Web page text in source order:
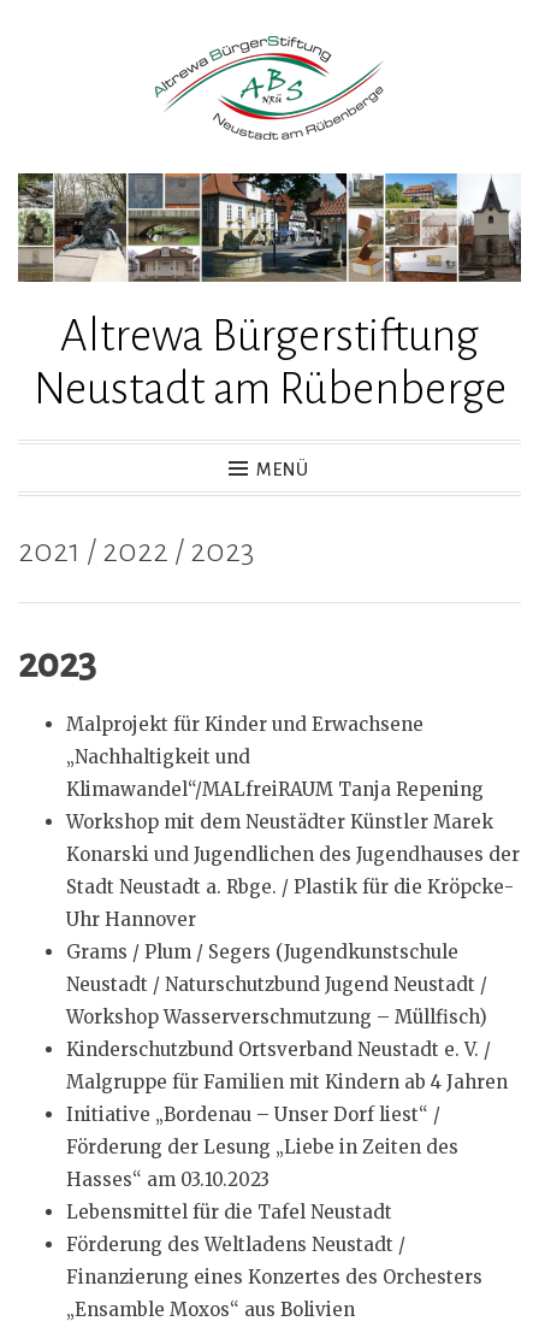
Altrewa Bürgerstiftung
Neustadt am Rübenberge
MENÜ
2021 / 2022 / 2023
2023
Malprojekt für Kinder und Erwachsene
„Nachhaltigkeit und
Klimawandel“/MALfreiRAUM Tanja Repening
Workshop mit dem Neustädter Künstler Marek
Konarski und Jugendlichen des Jugendhauses der
Stadt Neustadt a. Rbge. / Plastik für die Kröpcke-
Uhr Hannover
Grams / Plum / Segers (Jugendkunstschule
Neustadt / Naturschutzbund Jugend Neustadt /
Workshop Wasserverschmutzung – Müllfisch)
Kinderschutzbund Ortsverband Neustadt e. V. /
Malgruppe für Familien mit Kindern ab 4 Jahren
Initiative „Bordenau – Unser Dorf liest“ /
Förderung der Lesung „Liebe in Zeiten des
Hasses“ am 03.10.2023
Lebensmittel für die Tafel Neustadt
Förderung des Weltladens Neustadt /
Finanzierung eines Konzertes des Orchesters
„Ensamble Moxos“ aus Bolivien